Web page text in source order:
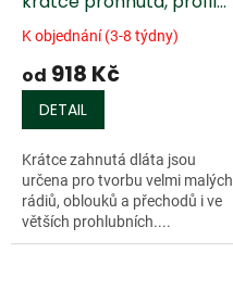
29, 30, 31, 32
K objednání (3-8 týdny)
od 918 Kč
DETAIL
Krátce zahnutá dláta jsou
určena pro tvorbu velmi malých
rádiů, oblouků a přechodů i ve
větších prohlubních....